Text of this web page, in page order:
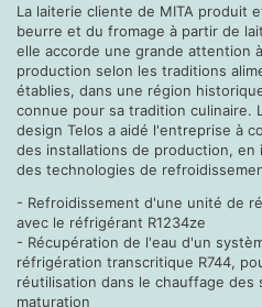
La laiterie cliente de MITA produit
beurre et du fromage à partir de
elle accorde une grande attention
production selon les traditions
établies, dans une région
connue pour sa tradition culinaire.
design Telos a aidé l'entreprise à
des installations de production, en
des technologies de
- Refroidissement d'une unité de
avec le réfrigérant R1234ze
- Récupération de l'eau d'un
réfrigération transcritique R744,
réutilisation dans le chauffage des
maturation